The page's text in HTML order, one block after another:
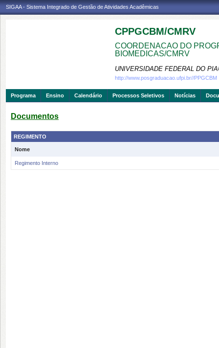
SIGAA - Sistema Integrado de Gestão de Atividades Acadêmicas
CPPGCBM/CMRV
COORDENACAO DO
BIOMEDICAS/CMRV
UNIVERSIDADE FEDERAL DO
http://www.posgraduacao.ufpi.br//PPGCBM
Programa Ensino Calendário Processos Seletivos Notícias
Documentos
REGIMENTO
Nome
Regimento Interno